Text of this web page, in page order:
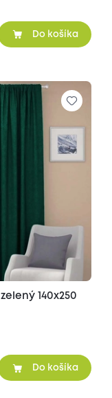
Do košíka
140x250
Do košíka